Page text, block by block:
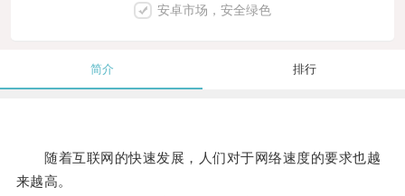
安卓市场，安全绿色
简介 排行
随着互联网的快速发展，人们对于网络速度的要求也越
来越高。